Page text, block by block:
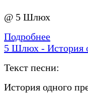
@ 5 Шлюх
Подробнее
5 Шлюх - История
Текст песни:
История одного